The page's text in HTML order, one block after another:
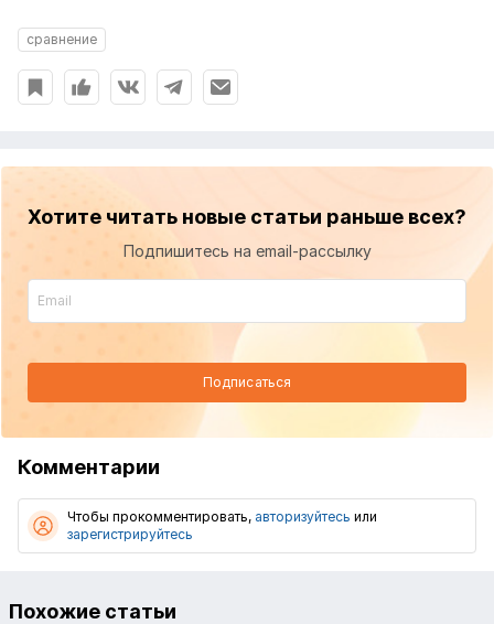
сравнение
Хотите читать новые статьи раньше всех?
Подпишитесь на email-рассылку
Подписаться
Комментарии
Чтобы прокомментировать, авторизуйтесь или
зарегистрируйтесь
Похожие статьи